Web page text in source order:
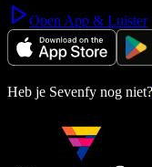
Open App & Luister
Heb je Sevenfy nog niet?